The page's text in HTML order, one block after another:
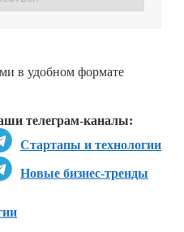
в удобном формате
телеграм-каналы:
Стартапы и технологии
Новые бизнес-тренды